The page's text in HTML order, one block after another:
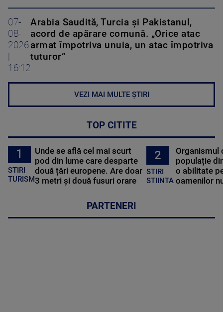
07-
08-
2026
16:12
Arabia Saudită, Turcia și Pakistanul,
acord de apărare comună. „Orice atac
armat împotriva unuia, un atac împotriva
tuturor”
VEZI MAI MULTE ȘTIRI
TOP CITITE
1
STIRI
TURISM
Unde se află cel mai scurt
pod din lume care desparte
două țări europene. Are doar
3 metri și două fusuri orare
2
STIRI
STIINTA
Organismul
populație
o abilitate
oamenilor
PARTENERI